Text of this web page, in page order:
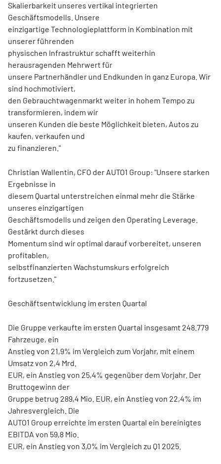
Skalierbarkeit unseres vertikal integrierten
Geschäftsmodells. Unsere
einzigartige Technologieplattform in Kombination mit
unserer führenden
physischen Infrastruktur schafft weiterhin
herausragenden Mehrwert für
unsere Partnerhändler und Endkunden in ganz Europa. Wir
sind hochmotiviert,
den Gebrauchtwagenmarkt weiter in hohem Tempo zu
transformieren, indem wir
unseren Kunden die beste Möglichkeit bieten, Autos zu
kaufen, verkaufen und
zu finanzieren."
Christian Wallentin, CFO der AUTO1 Group: "Unsere starken
Ergebnisse in
diesem Quartal unterstreichen einmal mehr die Stärke
unseres einzigartigen
Geschäftsmodells und zeigen den Operating Leverage.
Gestärkt durch dieses
Momentum sind wir optimal darauf vorbereitet, unseren
profitablen,
selbstfinanzierten Wachstumskurs erfolgreich
fortzusetzen."
Geschäftsentwicklung im ersten Quartal
Die Gruppe verkaufte im ersten Quartal insgesamt 248.779
Fahrzeuge, ein
Anstieg von 21,9% im Vergleich zum Vorjahr, mit einem
Umsatz von 2,4 Mrd.
EUR, ein Anstieg von 25,4% gegenüber dem Vorjahr. Der
Bruttogewinn der
Gruppe betrug 289,4 Mio. EUR, ein Anstieg von 22,4% im
Jahresvergleich. Die
AUTO1 Group erreichte im ersten Quartal ein bereinigtes
EBITDA von 59,8 Mio.
EUR, ein Anstieg von 3,0% im Vergleich zu Q1 2025.